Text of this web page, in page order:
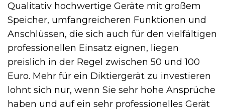
Qualitativ hochwertige Geräte mit großem
Speicher, umfangreicheren Funktionen und
Anschlüssen, die sich auch für den vielfältigen
professionellen Einsatz eignen, liegen
preislich in der Regel zwischen 50 und 100
Euro. Mehr für ein Diktiergerät zu investieren
lohnt sich nur, wenn Sie sehr hohe Ansprüche
haben und auf ein sehr professionelles Gerät